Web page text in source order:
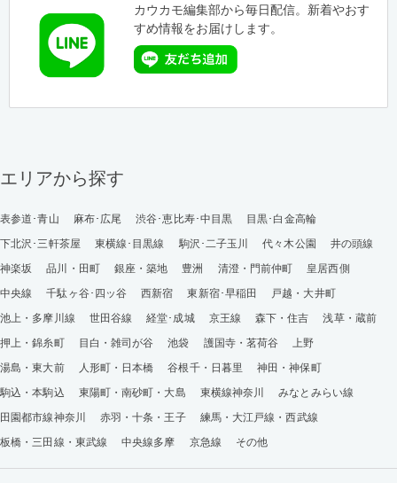
カウカモ編集部から毎日配信。新着やおす
すめ情報をお届けします。
エリアから探す
表参道･青山 麻布･広尾 渋谷･恵比寿･中目黒
目黒･白金高輪
下北沢･三軒茶屋
東横線･目黒線 駒沢･二子玉川 代々木公園
井の頭線
神楽坂
品川・田町 銀座・築地 豊洲 清澄・門前仲町
皇居西側
中央線
千駄ヶ谷･四ッ谷 西新宿 東新宿･早稲田
戸越・大井町
池上・多摩川線
世田谷線 経堂･成城 京王線 森下・住吉
浅草・蔵前
押上・錦糸町
目白・雑司が谷 池袋 護国寺・茗荷谷
上野
湯島・東大前
人形町・日本橋 谷根千・日暮里
神田・神保町
駒込・本駒込
東陽町・南砂町・大島 東横線神奈川
みなとみらい線
田園都市線神奈川
赤羽・十条・王子
練馬・大江戸線・西武線
板橋・三田線・東武線
中央線多摩 京急線 その他